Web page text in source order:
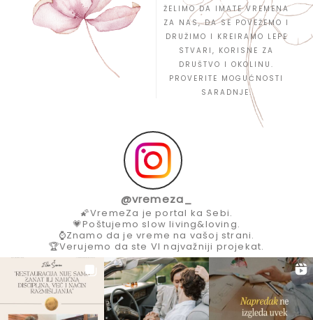
ŽELIMO DA IMATE VREMENA
ZA NAS, DA SE POVEŽEMO I
DRUŽIMO I KREIRAMO LEPE
STVARI, KORISNE ZA
DRUŠTVO I OKOLINU.
PROVERITE MOGUĆNOSTI
SARADNJE.
@vremeza_
🌠VremeZa je portal ka Sebi.
💗Poštujemo slow living&loving.
⌚Znamo da je vreme na vašoj strani.
🏆Verujemo da ste VI najvažniji projekat.